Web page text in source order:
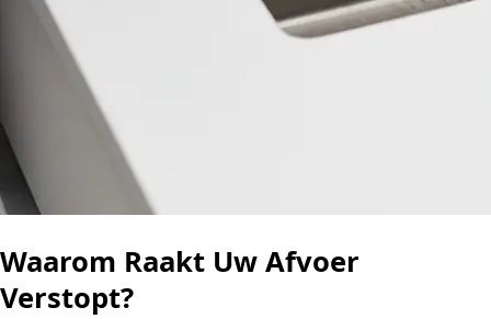
Waarom Raakt Uw Afvoer
Verstopt?